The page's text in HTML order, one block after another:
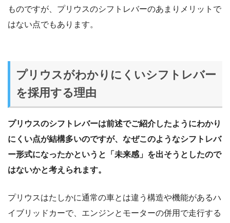
ものですが、プリウスのシフトレバーのあまりメリットで
はない点でもあります。
プリウスがわかりにくいシフトレバー
を採用する理由
プリウスのシフトレバーは前述でご紹介したようにわかり
にくい点が結構多いのですが、なぜこのようなシフトレバ
ー形式になったかというと「未来感」を出そうとしたので
はないかと考えられます。
プリウスはたしかに通常の車とは違う構造や機能があるハ
イブリッドカーで、エンジンとモーターの併用で走行する